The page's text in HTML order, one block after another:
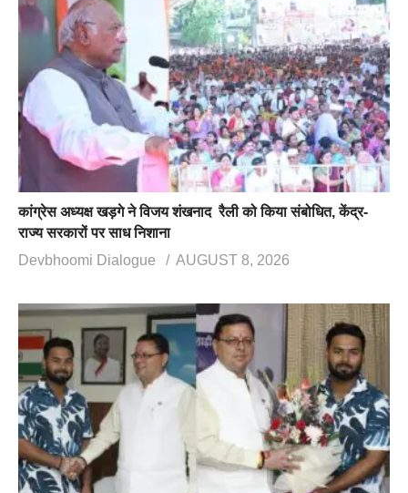
कांग्रेस अध्यक्ष खड़गे ने विजय शंखनाद रैली को किया संबोधित, केंद्र-
राज्य सरकारों पर साध निशाना
Devbhoomi Dialogue
AUGUST 8, 2026